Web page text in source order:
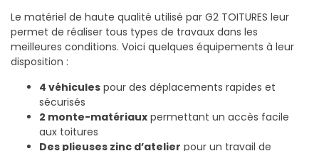
Le matériel de haute qualité utilisé par G2 TOITURES leur
permet de réaliser tous types de travaux dans les
meilleures conditions. Voici quelques équipements à leur
disposition :
4 véhicules pour des déplacements rapides et
sécurisés
2 monte-matériaux permettant un accès facile
aux toitures
Des plieuses zinc d’atelier pour un travail de